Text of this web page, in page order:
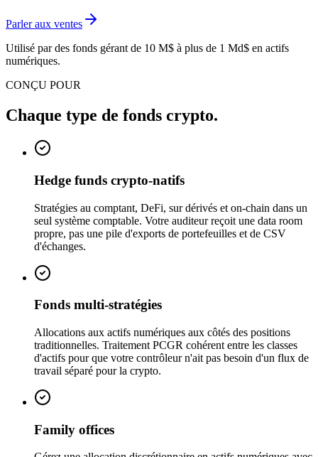
Parler aux ventes
Utilisé par des fonds gérant de 10 M$ à plus de 1 Md$ en actifs
numériques.
CONÇU POUR
Chaque type de fonds crypto.
Hedge funds crypto-natifs
Stratégies au comptant, DeFi, sur dérivés et on-chain dans un
seul système comptable. Votre auditeur reçoit une data room
propre, pas une pile d'exports de portefeuilles et de CSV
d'échanges.
Fonds multi-stratégies
Allocations aux actifs numériques aux côtés des positions
traditionnelles. Traitement PCGR cohérent entre les classes
d'actifs pour que votre contrôleur n'ait pas besoin d'un flux de
travail séparé pour la crypto.
Family offices